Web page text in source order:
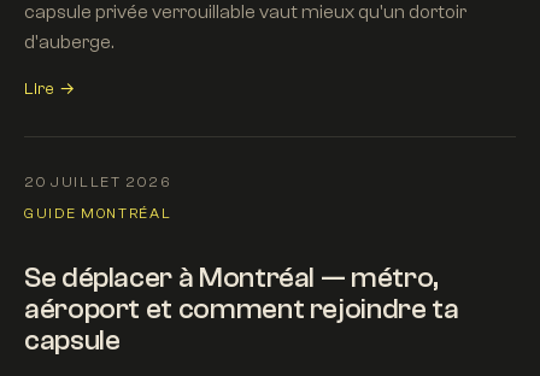
capsule privée verrouillable vaut mieux qu'un dortoir
d'auberge.
Lire →
20 JUILLET 2026
GUIDE MONTRÉAL
Se déplacer à Montréal — métro,
aéroport et comment rejoindre ta
capsule